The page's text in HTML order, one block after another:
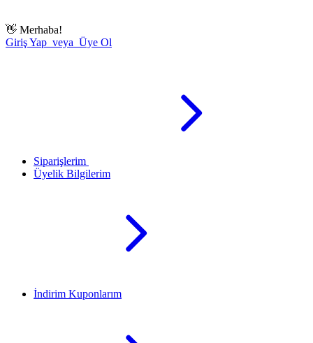
👋 Merhaba!
Giriş Yap veya Üye Ol
Siparişlerim
Üyelik Bilgilerim
İndirim Kuponlarım